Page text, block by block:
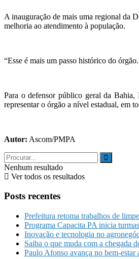
A inauguração de mais uma regional da
melhoria ao atendimento à população.
“Esse é mais um passo histórico do
Para o defensor público geral da
representar o órgão a nível estadual, em
Autor: Ascom/PMPA
Nenhum resultado
Ver todos os resultados
Posts recentes
Prefeitura retoma trabalhos de
Programa Capacita PA inicia
Inovação e tecnologia no
Saiba o que muda com a chegada
Paulo Afonso avança no bem-